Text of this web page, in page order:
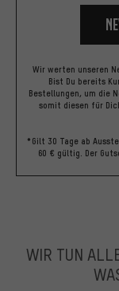
Wir werten unseren
Bist Du bereits
Bestellungen, um die
somit diesen für
*Gilt 30 Tage ab
60 € gültig. Der
WIR TUN